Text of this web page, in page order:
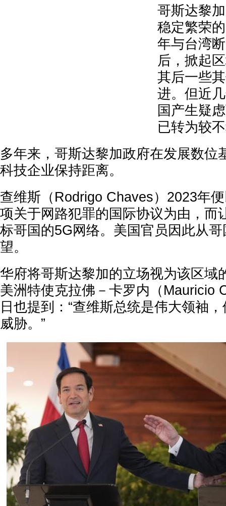
哥斯达黎
稳定繁荣
年与台湾
后，掀起
其后一些
进。但近
国产生疑
已转为较
多年来，哥斯达黎加政府在发展数位
科技企业保持距离。
查维斯（Rodrigo Chaves）2023年
项关于网路犯罪的国际协议为由，而
标哥国的5G网络。美国官员因此从
望。
华府将哥斯达黎加的立场视为该区域
美洲特使克拉佛－卡罗内（Mauricio
日也提到：“查维斯总统是伟大领袖
威胁。”